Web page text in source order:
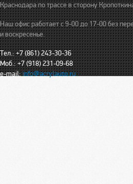
Краснодара по трассе в сторону
Наш офис работает с 9-00 до 17-00 без
и воскресенье.
Тел.: +7 (861) 243-30-36
Моб.: +7 (918) 231-09-68
e-mail:info@acrylauto.ru